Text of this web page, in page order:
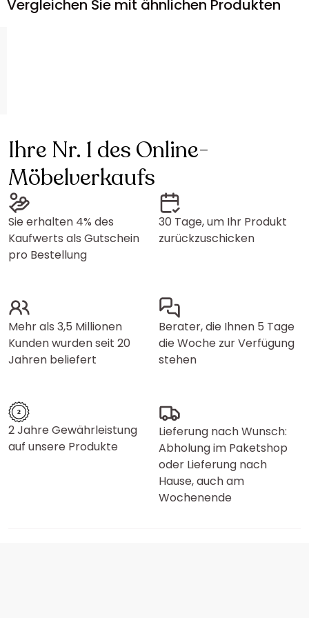
Vergleichen Sie mit ähnlichen Produkten
Ihre Nr. 1 des Online-
Möbelverkaufs
Sie erhalten 4% des
Kaufwerts als Gutschein
pro Bestellung
30 Tage, um Ihr Produkt
zurückzuschicken
Mehr als 3,5 Millionen
Kunden wurden seit 20
Jahren beliefert
Berater, die Ihnen 5 Tage
die Woche zur Verfügung
stehen
2 Jahre Gewährleistung
auf unsere Produkte
Lieferung nach Wunsch:
Abholung im Paketshop
oder Lieferung nach
Hause, auch am
Wochenende